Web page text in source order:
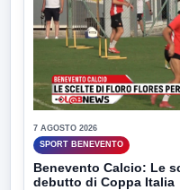
7 AGOSTO 2026
SPORT BENEVENTO
Benevento Calcio: Le
debutto di Coppa Italia